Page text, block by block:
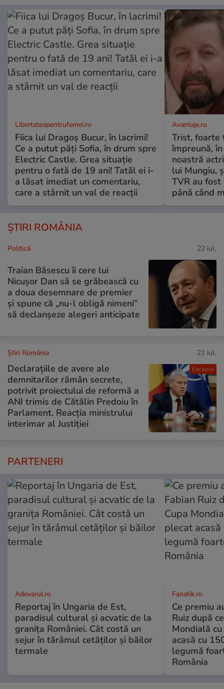
Libertateapentrufemei.ro
Fiica lui Dragoș Bucur, în lacrimi!
Ce a putut păți Sofia, în drum spre
Electric Castle. Grea situație
pentru o fată de 19 ani! Tatăl ei i-
a lăsat imediat un comentariu,
care a stârnit un val de reacții
Avantaje.ro
Trist, foarte
împreună,
noastră
lui Mungiu,
TVR au
până când
ȘTIRI ROMÂNIA
Politică 22 iul.
Traian Băsescu îi cere lui
Nicușor Dan să se grăbească cu
a doua desemnare de premier
și spune că „nu-l obligă nimeni”
să declanșeze alegeri anticipate
Exclusiv
Știri România 21 iul.
Declarațiile de avere ale
demnitarilor rămân secrete,
potrivit proiectului de reformă a
ANI trimis de Cătălin Predoiu în
Parlament. Reacția ministrului
interimar al Justiției
PARTENERI
Adevarul.ro
Reportaj în Ungaria de Est,
paradisul cultural și acvatic de la
granița României. Cât costă un
sejur în tărâmul cetăților și băilor
termale
Fanatik.ro
Ce premiu
Ruiz după
Mondială
acasă cu
legumă
România